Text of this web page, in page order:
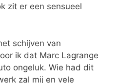
zit er een sensueel
schijven van
ik dat Marc Lagrange
ongeluk. Wie had dit
zal mij en vele